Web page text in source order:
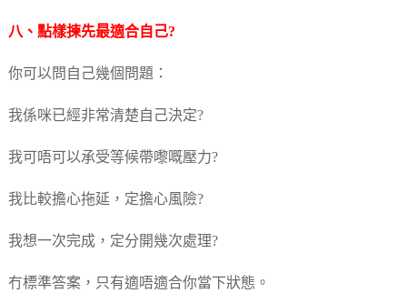
八、點樣揀先最適合自己?
你可以問自己幾個問題：
我係咪已經非常清楚自己決定?
我可唔可以承受等候帶嚟嘅壓力?
我比較擔心拖延，定擔心風險?
我想一次完成，定分開幾次處理?
冇標準答案，只有適唔適合你當下狀態。